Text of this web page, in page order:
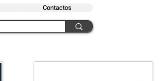
Contactos